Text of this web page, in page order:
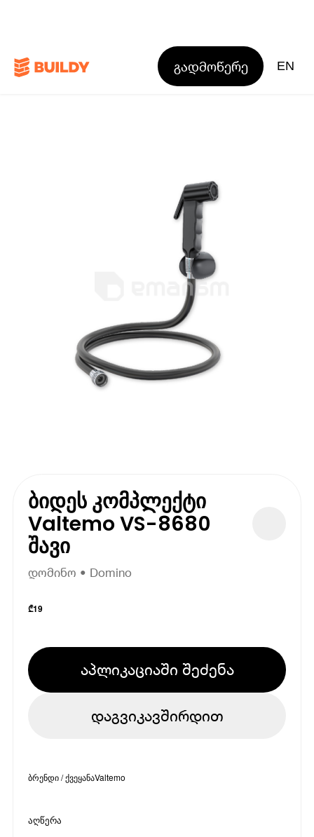
გადმოწერე EN
ბიდეს კომპლექტი
Valtemo VS-8680
შავი
დომინო • Domino
₾19
აპლიკაციაში შეძენა
დაგვიკავშირდით
ბრენდი / ქვეყანაValtemo
აღწერა